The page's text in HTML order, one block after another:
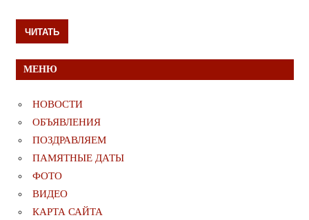
ЧИТАТЬ
МЕНЮ
НОВОСТИ
ОБЪЯВЛЕНИЯ
ПОЗДРАВЛЯЕМ
ПАМЯТНЫЕ ДАТЫ
ФОТО
ВИДЕО
КАРТА САЙТА